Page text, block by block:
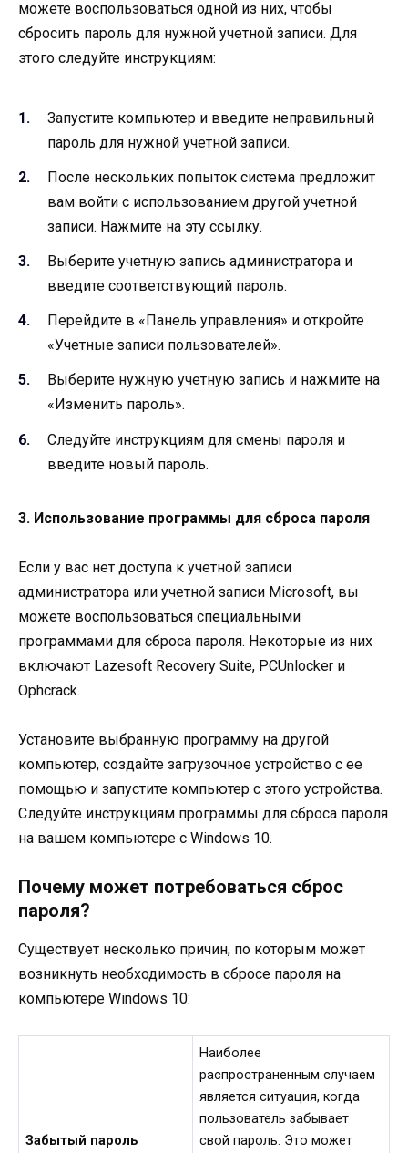
можете воспользоваться одной из них, чтобы
сбросить пароль для нужной учетной записи. Для
этого следуйте инструкциям:
Запустите компьютер и введите неправильный
пароль для нужной учетной записи.
После нескольких попыток система предложит
вам войти с использованием другой учетной
записи. Нажмите на эту ссылку.
Выберите учетную запись администратора и
введите соответствующий пароль.
Перейдите в «Панель управления» и откройте
«Учетные записи пользователей».
Выберите нужную учетную запись и нажмите на
«Изменить пароль».
Следуйте инструкциям для смены пароля и
введите новый пароль.
3. Использование программы для сброса пароля
Если у вас нет доступа к учетной записи
администратора или учетной записи Microsoft, вы
можете воспользоваться специальными
программами для сброса пароля. Некоторые из них
включают Lazesoft Recovery Suite, PCUnlocker и
Ophcrack.
Установите выбранную программу на другой
компьютер, создайте загрузочное устройство с ее
помощью и запустите компьютер с этого устройства.
Следуйте инструкциям программы для сброса пароля
на вашем компьютере с Windows 10.
Почему может потребоваться сброс
пароля?
Существует несколько причин, по которым может
возникнуть необходимость в сбросе пароля на
компьютере Windows 10:
Забытый пароль
Наиболее
распространенным случаем
является ситуация, когда
пользователь забывает
свой пароль. Это может